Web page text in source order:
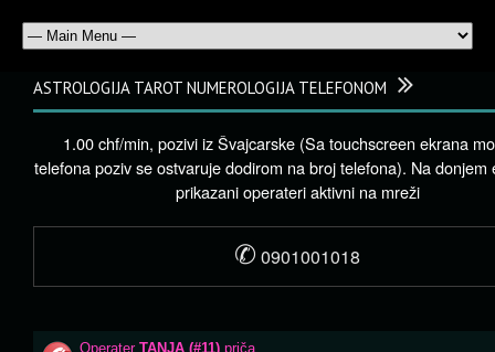
ASTROLOGIJA TAROT NUMEROLOGIJA TELEFONOM
1.00 chf/min, pozivi iz Švajcarske (Sa touchscreen ekrana
telefona poziv se ostvaruje dodirom na broj telefona). Na donjem
prikazani operateri aktivni na mreži
✆ 0901001018